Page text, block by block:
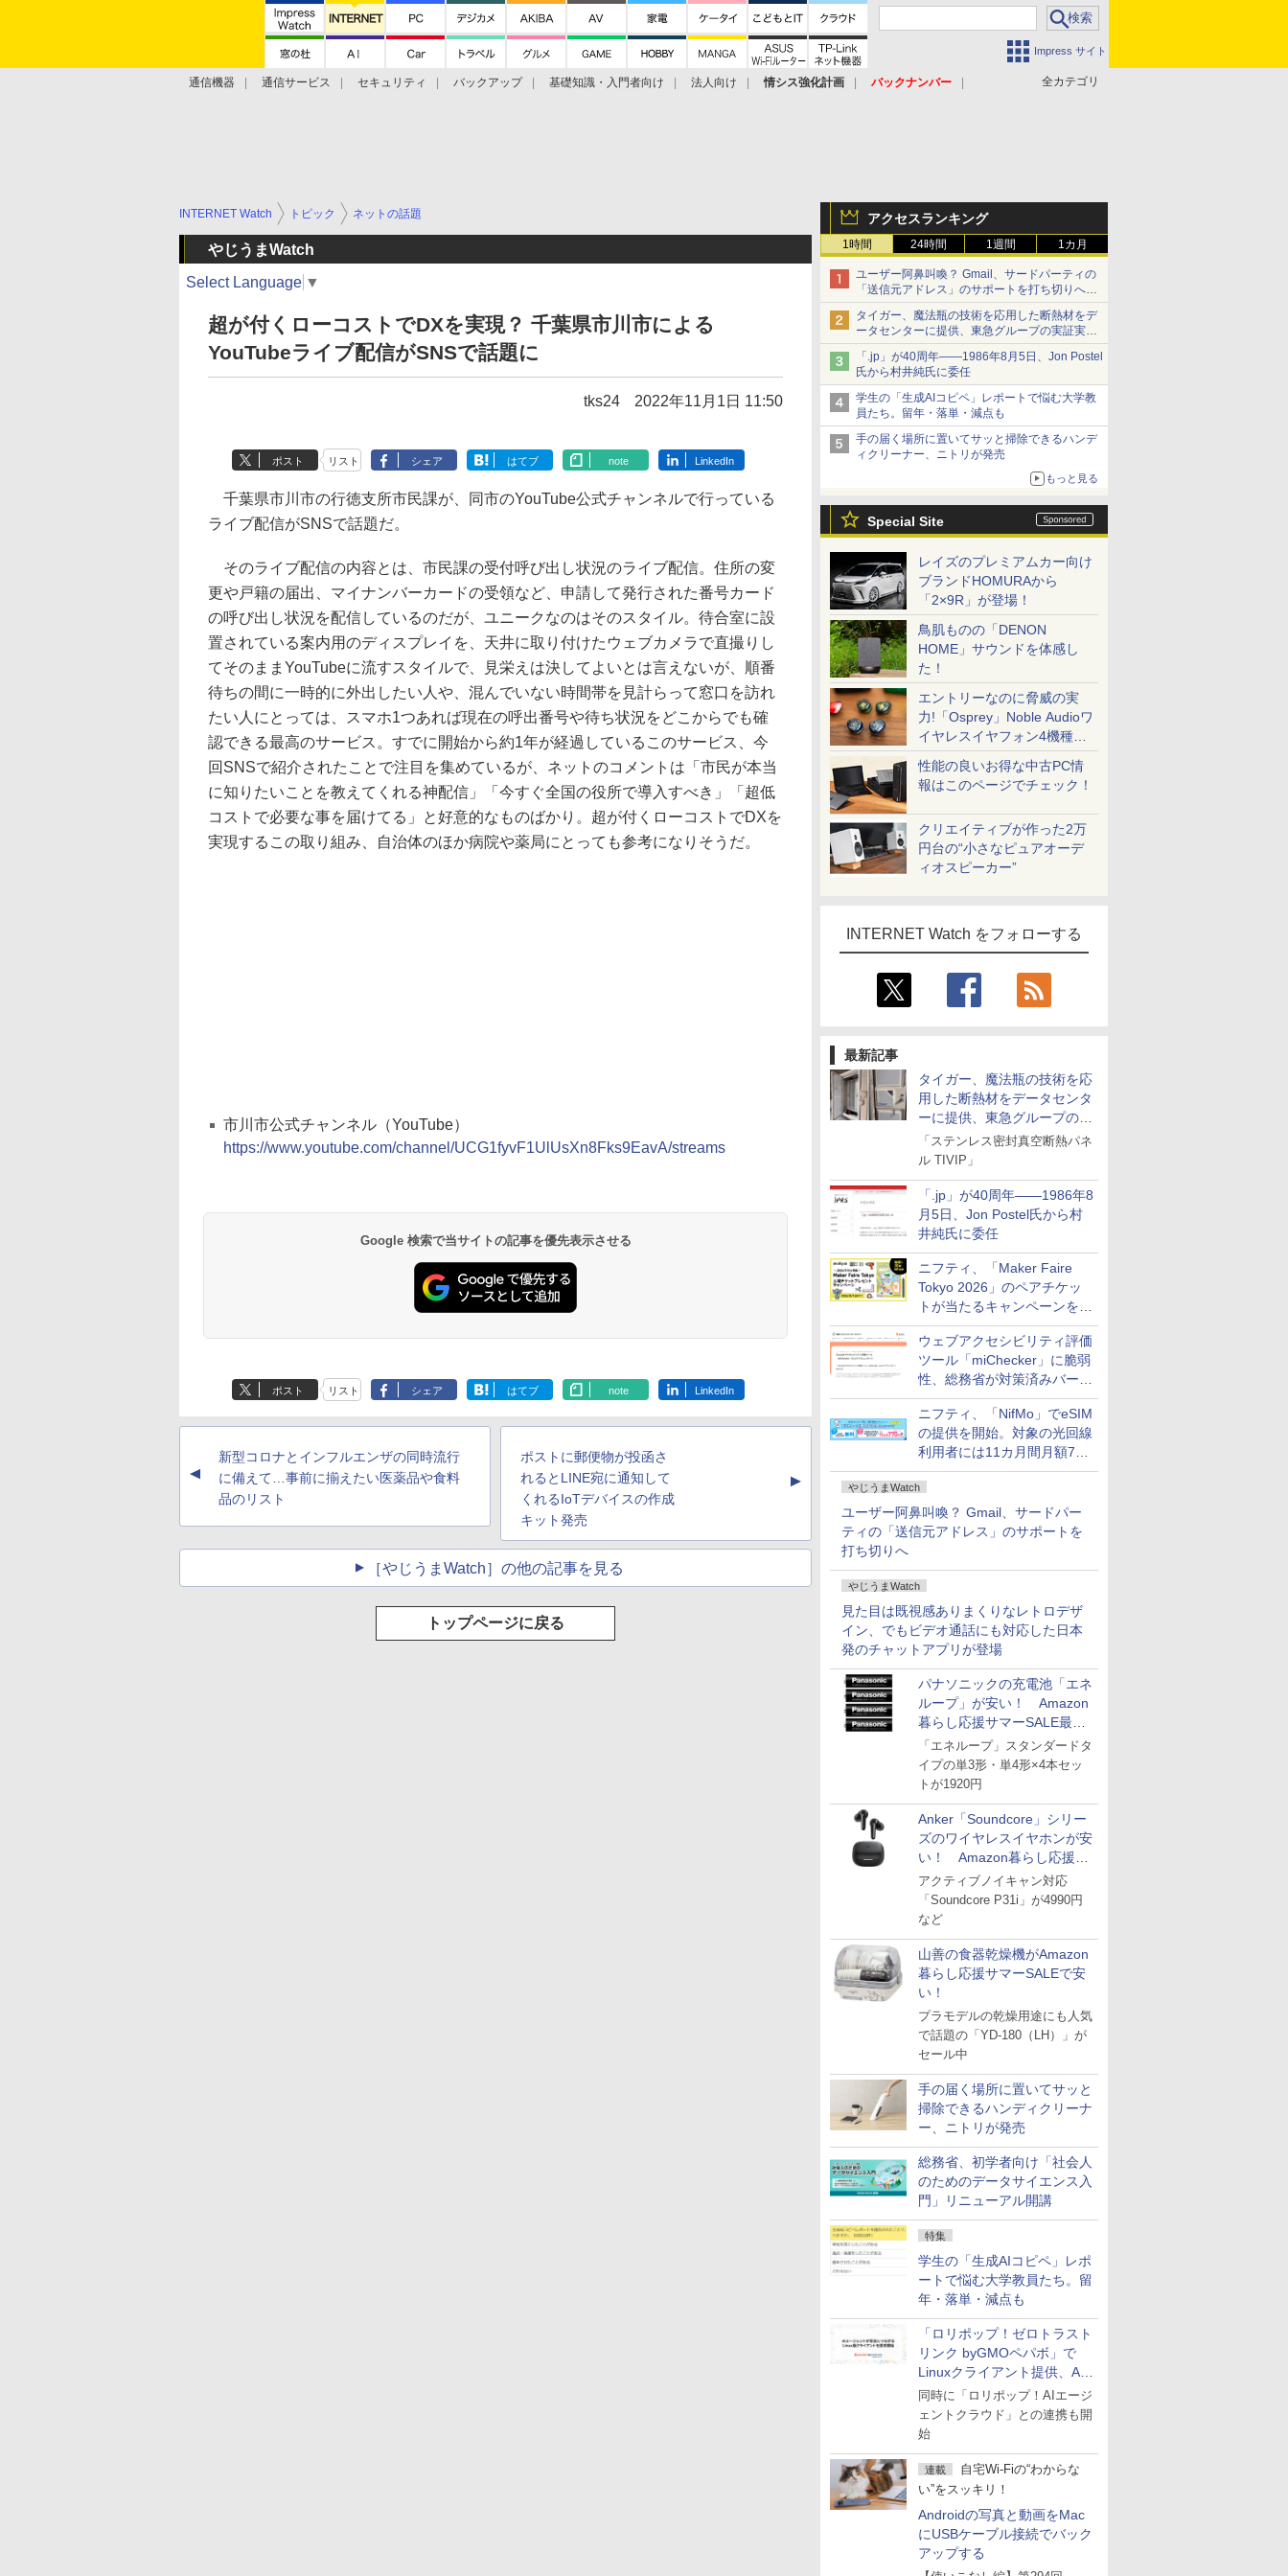
Impress サイト
全カテゴリ
通信機器 通信サービス セキュリティ バックアップ 基礎知識・入門者向け 法人向け 情シス強化計画
バックナンバー
アクセスランキング
1時間 24時間 1週間 1カ月
ユーザー阿鼻叫喚？ Gmail、サードパーティの
「送信元アドレス」のサポートを打ち切りへ
【やじうまWatch】
タイガー、魔法瓶の技術を応用した断熱材をデ
ータセンターに提供、東急グループの実証実験
で 「ステンレス密封真空断熱パネル TIVIP」
「.jp」が40周年――1986年8月5日、Jon Postel
氏から村井純氏に委任
学生の「生成AIコピペ」レポートで悩む大学教
員たち。留年・落単・減点も
手の届く場所に置いてサッと掃除できるハンデ
ィクリーナー、ニトリが発売
もっと見る
Special Site
レイズのプレミアムカー向け
ブランドHOMURAから
「2×9R」が登場！
鳥肌ものの「DENON
HOME」サウンドを体感し
た！
エントリーなのに脅威の実
力!「Osprey」Noble Audioワ
イヤレスイヤフォン4機種を
一気に聴く
性能の良いお得な中古PC情
報はこのページでチェック！
クリエイティブが作った2万
円台の“小さなピュアオーデ
ィオスピーカー”
INTERNET Watch をフォローする
最新記事
タイガー、魔法瓶の技術を応
用した断熱材をデータセンタ
ーに提供、東急グループの実
証実験で
「ステンレス密封真空断熱パネ
ル TIVIP」
「.jp」が40周年――1986年8
月5日、Jon Postel氏から村
井純氏に委任
ニフティ、「Maker Faire
Tokyo 2026」のペアチケッ
トが当たるキャンペーンをX
で実施。8月16日まで
ウェブアクセシビリティ評価
ツール「miChecker」に脆弱
性、総務省が対策済みバージ
ョンへの更新を呼び掛け
ニフティ、「NifMo」でeSIM
の提供を開始。対象の光回線
利用者には11カ月間月額770
円割引のキャンペーン
やじうまWatch
ユーザー阿鼻叫喚？ Gmail、サードパー
ティの「送信元アドレス」のサポートを
打ち切りへ
やじうまWatch
見た目は既視感ありまくりなレトロデザ
イン、でもビデオ通話にも対応した日本
発のチャットアプリが登場
パナソニックの充電池「エネ
ループ」が安い！ Amazon
暮らし応援サマーSALE最終
日
「エネループ」スタンダードタ
イプの単3形・単4形×4本セッ
トが1920円
Anker「Soundcore」シリー
ズのワイヤレスイヤホンが安
い！ Amazon暮らし応援サ
マーSALE
アクティブノイキャン対応
「Soundcore P31i」が4990円
など
山善の食器乾燥機がAmazon
暮らし応援サマーSALEで安
い！
プラモデルの乾燥用途にも人気
で話題の「YD-180（LH）」が
セール中
手の届く場所に置いてサッと
掃除できるハンディクリーナ
ー、ニトリが発売
総務省、初学者向け「社会人
のためのデータサイエンス入
門」リニューアル開講
特集
学生の「生成AIコピペ」レポ
ートで悩む大学教員たち。留
年・落単・減点も
「ロリポップ！ゼロトラスト
リンク byGMOペパボ」で
Linuxクライアント提供、AI
エージェントの接続が容易に
同時に「ロリポップ！AIエージ
ェントクラウド」との連携も開
始
連載
自宅Wi-Fiの“わからな
い”をスッキリ！
Androidの写真と動画をMac
にUSBケーブル接続でバック
アップする
INTERNET Watch トピック ネットの話題
やじうまWatch
Select Language ▼
超が付くローコストでDXを実現？ 千葉県市川市による
YouTubeライブ配信がSNSで話題に
tks24 2022年11月1日 11:50
ポスト リスト シェア はてブ note LinkedIn
千葉県市川市の行徳支所市民課が、同市のYouTube公式チャンネルで行っている
ライブ配信がSNSで話題だ。
そのライブ配信の内容とは、市民課の受付呼び出し状況のライブ配信。住所の変
更や戸籍の届出、マイナンバーカードの受領など、申請して発行された番号カード
の呼び出し状況を配信しているのだが、ユニークなのはそのスタイル。待合室に設
置されている案内用のディスプレイを、天井に取り付けたウェブカメラで直撮りし
てそのままYouTubeに流すスタイルで、見栄えは決してよいとは言えないが、順番
待ちの間に一時的に外出したい人や、混んでいない時間帯を見計らって窓口を訪れ
たい人にとっては、スマホ1つあれば現在の呼出番号や待ち状況をどこからでも確
認できる最高のサービス。すでに開始から約1年が経過しているこのサービス、今
回SNSで紹介されたことで注目を集めているが、ネットのコメントは「市民が本当
に知りたいことを教えてくれる神配信」「今すぐ全国の役所で導入すべき」「超低
コストで必要な事を届けてる」と好意的なものばかり。超が付くローコストでDXを
実現するこの取り組み、自治体のほか病院や薬局にとっても参考になりそうだ。
市川市公式チャンネル（YouTube）
https://www.youtube.com/channel/UCG1fyvF1UlUsXn8Fks9EavA/streams
Google 検索で当サイトの記事を優先表示させる
ポスト リスト シェア はてブ note LinkedIn
▲
新型コロナとインフルエンザの同時流行
に備えて…事前に揃えたい医薬品や食料
品のリスト
ポストに郵便物が投函さ
れるとLINE宛に通知して
くれるIoTデバイスの作成
キット発売
▲
［やじうまWatch］の他の記事を見る
トップページに戻る